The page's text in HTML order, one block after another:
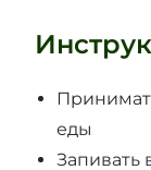
еды
Запивать